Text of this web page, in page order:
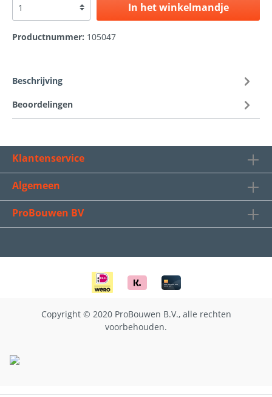
In het winkelmandje
Productnummer: 105047
Beschrijving
Beoordelingen
Klantenservice
Algemeen
ProBouwen BV
Copyright © 2020 ProBouwen B.V., alle rechten
voorbehouden.